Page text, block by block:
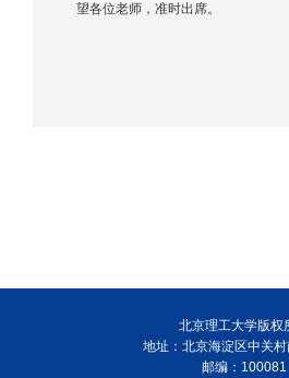
望各位老师，准时出席。
北京理工大学版权
地址：北京海淀区中关
邮编：100081